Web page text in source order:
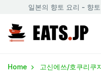
일본의 향토 요리 - 향
Home 고신에쓰/호쿠리쿠